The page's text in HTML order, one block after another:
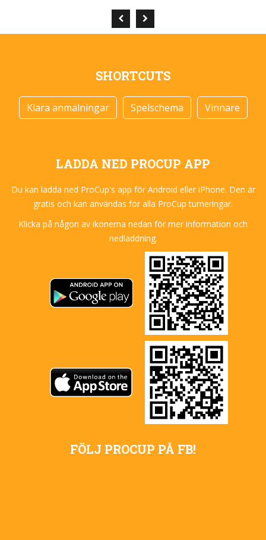
SHORTCUTS
Klara anmälningar Spelschema Vinnare
LADDA NED PROCUP APP
Du kan ladda ned ProCup's app för Android eller iPhone. Den är
gratis och kan användas för alla ProCup turneringar.
Klicka på någon av ikonerna nedan för mer information och
nedladdning.
FÖLJ PROCUP PÅ FB!